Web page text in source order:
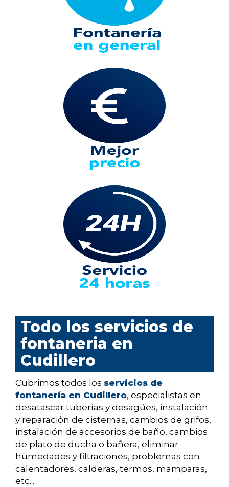
Todo los servicios de
fontaneria en
Cudillero
Cubrimos todos los servicios de
fontanería en Cudillero, especialistas en
desatascar tuberías y desagües, instalación
y reparación de cisternas, cambios de grifos,
instalación de accesorios de baño, cambios
de plato de ducha o bañera, eliminar
humedades y filtraciones, problemas con
calentadores, calderas, termos, mamparas,
etc...